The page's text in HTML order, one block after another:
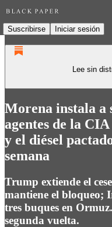
Suscribirse Iniciar sesión
Lee sin
Morena instala a
agentes de la
y el diésel
semana
Trump extiende el
mantiene el bloqueo;
tres buques en
segunda vuelta.